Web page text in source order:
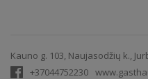
Kauno g. 103, Naujasodžių k.,
+37044752230